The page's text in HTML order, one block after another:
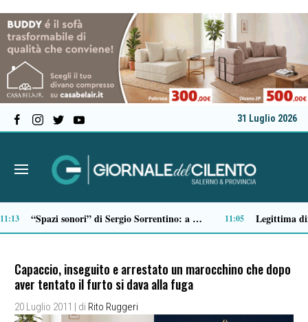
31 Luglio 2026
San Mauro la Bruca, nasce “La Ritornanza”: due giorni di arte e cultura contro lo spopolamento 09:28 Serie C, ecco il calendario della Salernitana: debutto all’Arechi contro il Sorrento
Capaccio, inseguito e arrestato un marocchino che dopo
aver tentato il furto si dava alla fuga
20 Luglio 2011 | di Rito Ruggeri